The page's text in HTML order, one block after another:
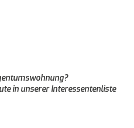
in unserer Interessentenliste